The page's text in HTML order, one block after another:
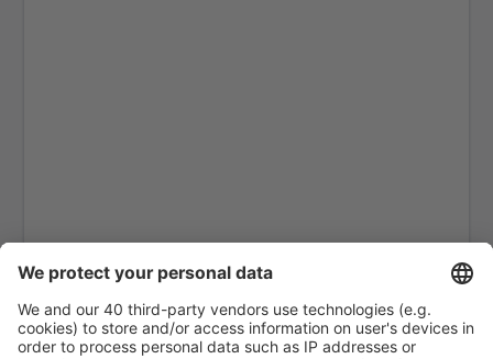
Hamburg
Mannheim Airport (MHG)
Memmingen Allgau (FMM)